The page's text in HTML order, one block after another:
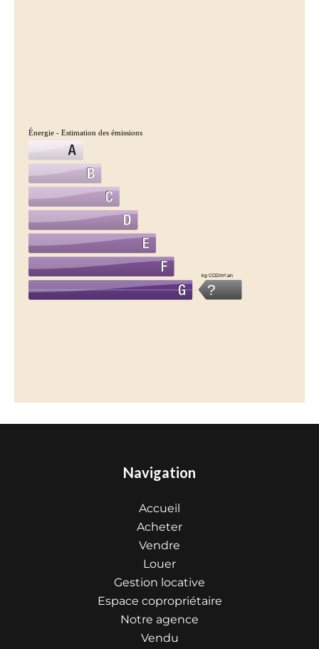
Énergie - Estimation des émissions
?
kg CO2/m².an
Navigation
Accueil
Acheter
Vendre
Louer
Gestion locative
Espace copropriétaire
Notre agence
Vendu